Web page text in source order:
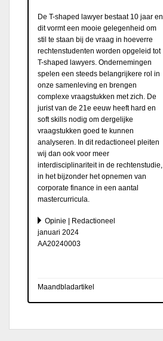
De T-shaped lawyer bestaat 10 jaar en
dit vormt een mooie gelegenheid om
stil te staan bij de vraag in hoeverre
rechtenstudenten worden opgeleid tot
T-shaped lawyers. Ondernemingen
spelen een steeds belangrijkere rol in
onze samenleving en brengen
complexe vraagstukken met zich. De
jurist van de 21e eeuw heeft hard en
soft skills nodig om dergelijke
vraagstukken goed te kunnen
analyseren. In dit redactioneel pleiten
wij dan ook voor meer
interdisciplinariteit in de rechtenstudie,
in het bijzonder het opnemen van
corporate finance in een aantal
mastercurricula.
Opinie | Redactioneel
januari 2024
AA20240003
Maandbladartikel